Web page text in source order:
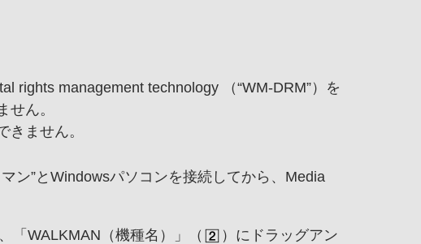
rights management technology （“WM-DRM”）を
ん。
ません。
ン”とWindowsパソコンを接続してから、Media
「WALKMAN（機種名）」（
）にドラッグアン